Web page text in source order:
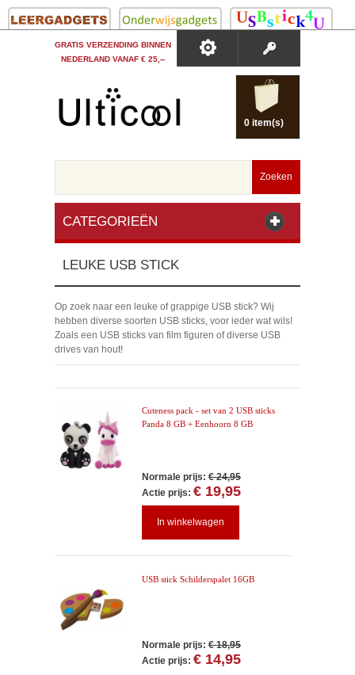
GRATIS VERZENDING BINNEN
NEDERLAND VANAF € 25,--
0 item(s)
Zoeken
CATEGORIEËN
LEUKE USB STICK
Op zoek naar een leuke of grappige USB stick? Wij
hebben diverse soorten USB sticks, voor ieder wat wils!
Zoals een USB sticks van film figuren of diverse USB
drives van hout!
Cuteness pack - set van 2 USB sticks
Panda 8 GB + Eenhoorn 8 GB
Normale prijs: € 24,95
Actie prijs: € 19,95
In winkelwagen
USB stick Schilderspalet 16GB
Normale prijs: € 18,95
Actie prijs: € 14,95